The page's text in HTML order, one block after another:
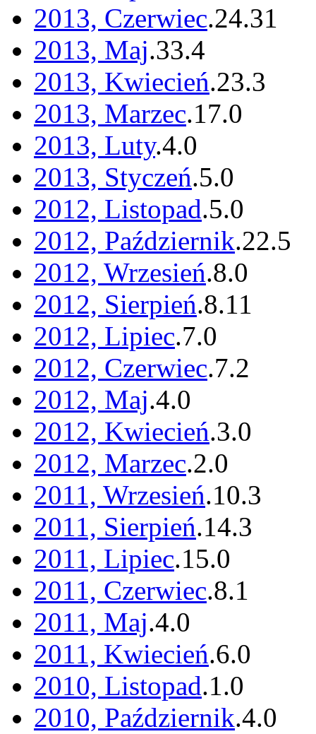
2013, Czerwiec.24.31
2013, Maj.33.4
2013, Kwiecień.23.3
2013, Marzec.17.0
2013, Luty.4.0
2013, Styczeń.5.0
2012, Listopad.5.0
2012, Październik.22.5
2012, Wrzesień.8.0
2012, Sierpień.8.11
2012, Lipiec.7.0
2012, Czerwiec.7.2
2012, Maj.4.0
2012, Kwiecień.3.0
2012, Marzec.2.0
2011, Wrzesień.10.3
2011, Sierpień.14.3
2011, Lipiec.15.0
2011, Czerwiec.8.1
2011, Maj.4.0
2011, Kwiecień.6.0
2010, Listopad.1.0
2010, Październik.4.0